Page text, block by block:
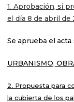
1. Aprobación, si
el día 8 de abril de
Se aprueba el
URBANISMO,
2. Propuesta para
la cubierta de los